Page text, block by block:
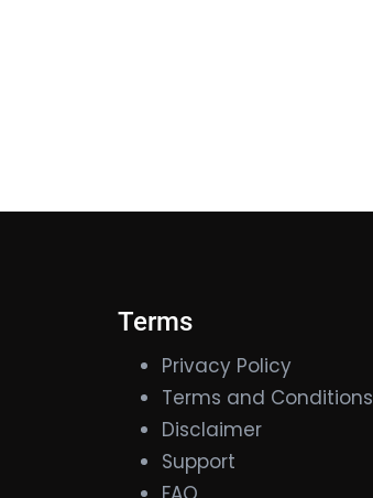
Terms
Privacy Policy
Terms and Conditions
Disclaimer
Support